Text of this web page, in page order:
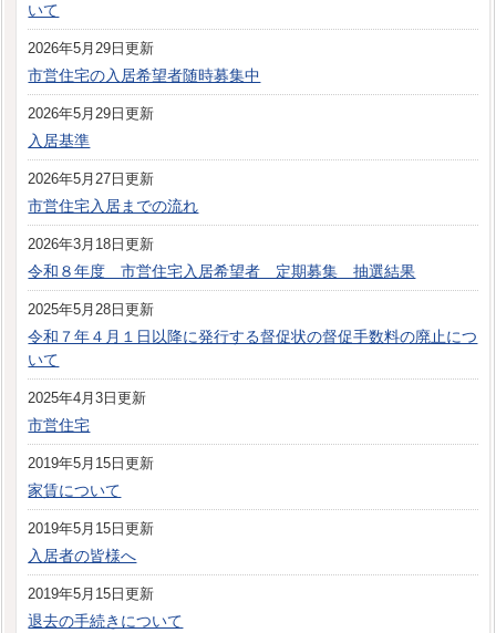
いて
2026年5月29日更新
市営住宅の入居希望者随時募集中
2026年5月29日更新
入居基準
2026年5月27日更新
市営住宅入居までの流れ
2026年3月18日更新
令和８年度 市営住宅入居希望者 定期募集 抽選結果
2025年5月28日更新
令和７年４月１日以降に発行する督促状の督促手数料の廃止につ
いて
2025年4月3日更新
市営住宅
2019年5月15日更新
家賃について
2019年5月15日更新
入居者の皆様へ
2019年5月15日更新
退去の手続きについて